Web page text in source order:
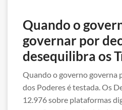
Quando o
governar por
desequilibra os
Quando o governo governa
dos Poderes é testada. Os
12.976 sobre plataformas